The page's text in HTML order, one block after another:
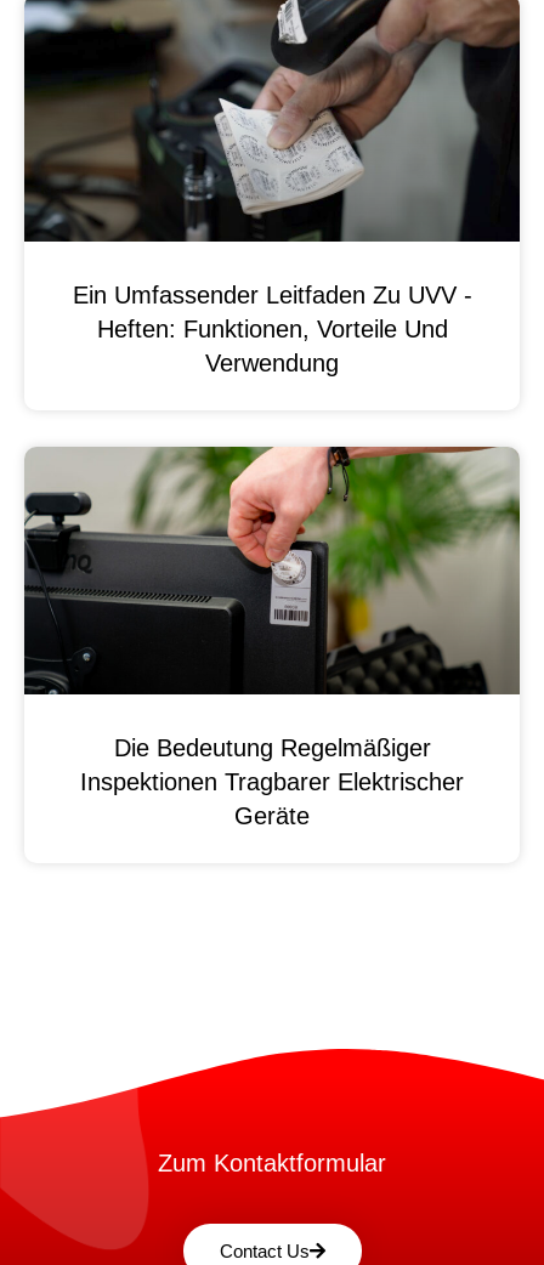
Ein Umfassender Leitfaden Zu UVV -
Heften: Funktionen, Vorteile Und
Verwendung
Die Bedeutung Regelmäßiger
Inspektionen Tragbarer Elektrischer
Geräte
Zum Kontaktformular
Contact Us